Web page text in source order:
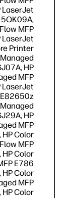
LaserJet
MFP
LaserJet
Printer
HP
MFP
LaserJet
E82650z
HP
MFP
Color
MFP
Color
E786
Color
MFP
Color